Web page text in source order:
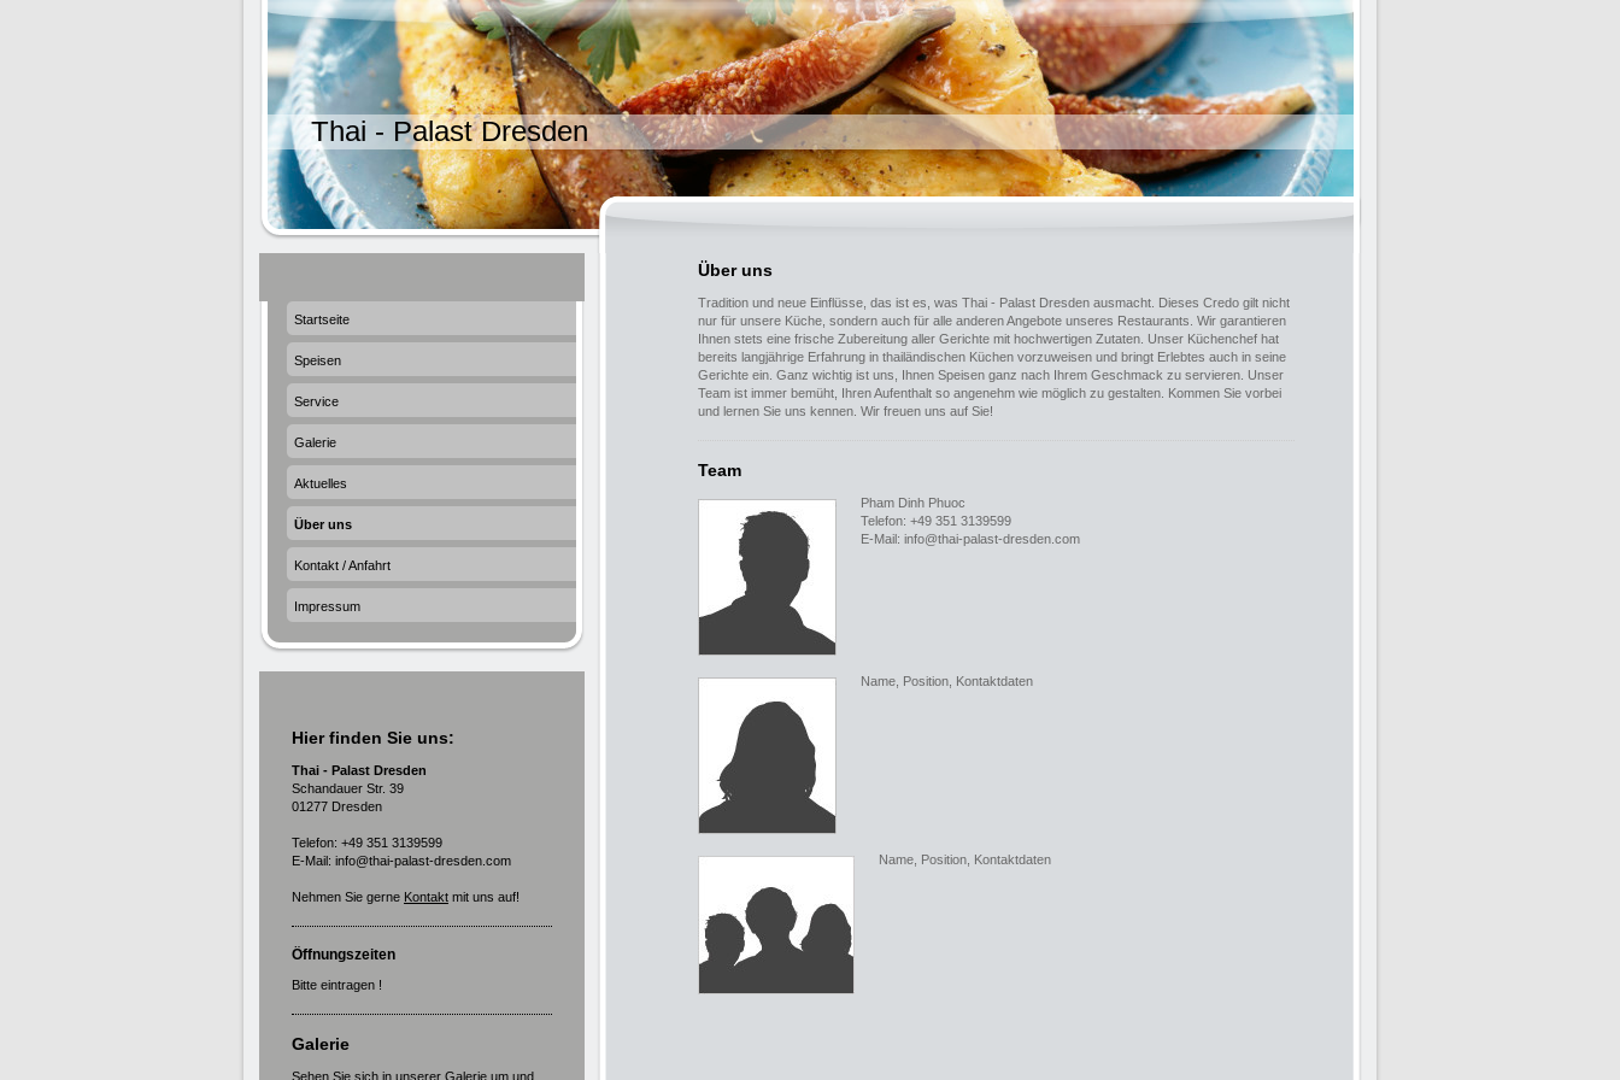
Thai - Palast Dresden
Über uns
Tradition und neue Einflüsse, das ist es, was Thai - Palast Dresden ausmacht. Dieses Credo gilt nicht
nur für unsere Küche, sondern auch für alle anderen Angebote unseres Restaurants. Wir garantieren
Ihnen stets eine frische Zubereitung aller Gerichte mit hochwertigen Zutaten. Unser Küchenchef hat
bereits langjährige Erfahrung in thailändischen Küchen vorzuweisen und bringt Erlebtes auch in seine
Gerichte ein. Ganz wichtig ist uns, Ihnen Speisen ganz nach Ihrem Geschmack zu servieren. Unser
Team ist immer bemüht, Ihren Aufenthalt so angenehm wie möglich zu gestalten. Kommen Sie vorbei
und lernen Sie uns kennen. Wir freuen uns auf Sie!
Team
Pham Dinh Phuoc
Telefon: +49 351 3139599
E-Mail: info@thai-palast-dresden.com
Name, Position, Kontaktdaten
Name, Position, Kontaktdaten
Startseite
Speisen
Service
Galerie
Aktuelles
Über uns
Kontakt / Anfahrt
Impressum
Hier finden Sie uns:
Thai - Palast Dresden
Schandauer Str. 39
01277 Dresden
Telefon: +49 351 3139599
E-Mail: info@thai-palast-dresden.com
Nehmen Sie gerne Kontakt mit uns auf!
Öffnungszeiten
Bitte eintragen !
Galerie
Sehen Sie sich in unserer Galerie um und